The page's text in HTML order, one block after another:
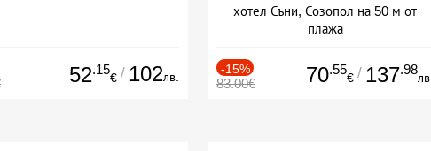
52.15
€ / 102лв.
хотел Съни, Созопол на 50 м от
плажа
-15%
83.00€ 70.55
€ / 137.98
лв.